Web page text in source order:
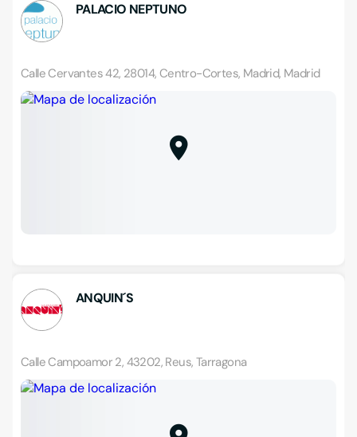
PALACIO NEPTUNO
Calle Cervantes 42, 28014, Centro-Cortes, Madrid, Madrid
ANQUIN´S
Calle Campoamor 2, 43202, Reus, Tarragona